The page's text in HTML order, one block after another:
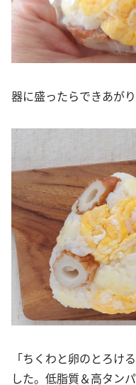
器に盛ったらできあがり
「ちくわと卵のとろけ
した。低脂質＆高タン